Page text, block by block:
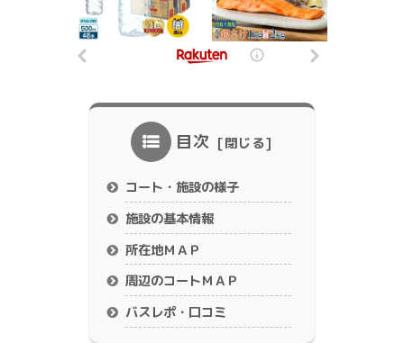
目次
コート・施設の様子
施設の基本情報
所在地ＭＡＰ
周辺のコートＭＡＰ
バスレポ・口コミ